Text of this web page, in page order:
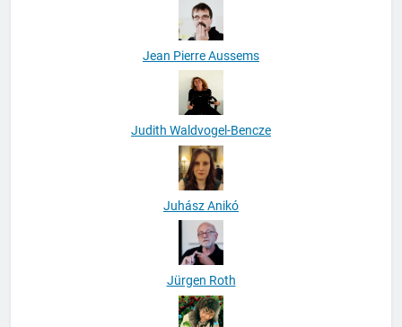
Jean Pierre Aussems
Judith Waldvogel-Bencze
Juhász Anikó
Jürgen Roth